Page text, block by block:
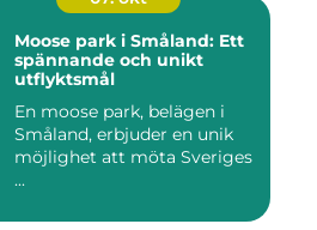
Moose park i Småland: Ett
spännande och unikt
utflyktsmål
En moose park, belägen i
Småland, erbjuder en unik
möjlighet att möta Sveriges
...